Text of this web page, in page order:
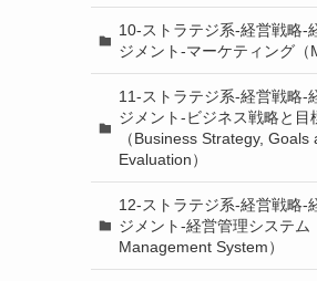
10-ストラテジ系-経営戦略-
ジメント-マーケティング（
11-ストラテジ系-経営戦略-
ジメント-ビジネス戦略と目
（Business Strategy, Goals
Evaluation）
12-ストラテジ系-経営戦略-
ジメント-経営管理システム
Management System）